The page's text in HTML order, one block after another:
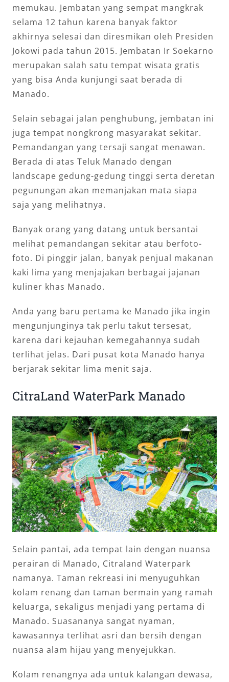
memukau. Jembatan yang sempat mangkrak
selama 12 tahun karena banyak faktor
akhirnya selesai dan diresmikan oleh Presiden
Jokowi pada tahun 2015. Jembatan Ir Soekarno
merupakan salah satu tempat wisata gratis
yang bisa Anda kunjungi saat berada di
Manado.
Selain sebagai jalan penghubung, jembatan ini
juga tempat nongkrong masyarakat sekitar.
Pemandangan yang tersaji sangat menawan.
Berada di atas Teluk Manado dengan
landscape gedung-gedung tinggi serta deretan
pegunungan akan memanjakan mata siapa
saja yang melihatnya.
Banyak orang yang datang untuk bersantai
melihat pemandangan sekitar atau berfoto-
foto. Di pinggir jalan, banyak penjual makanan
kaki lima yang menjajakan berbagai jajanan
kuliner khas Manado.
Anda yang baru pertama ke Manado jika ingin
mengunjunginya tak perlu takut tersesat,
karena dari kejauhan kemegahannya sudah
terlihat jelas. Dari pusat kota Manado hanya
berjarak sekitar lima menit saja.
CitraLand WaterPark Manado
Selain pantai, ada tempat lain dengan nuansa
perairan di Manado, Citraland Waterpark
namanya. Taman rekreasi ini menyuguhkan
kolam renang dan taman bermain yang ramah
keluarga, sekaligus menjadi yang pertama di
Manado. Suasananya sangat nyaman,
kawasannya terlihat asri dan bersih dengan
nuansa alam hijau yang menyejukkan.
Kolam renangnya ada untuk kalangan dewasa,